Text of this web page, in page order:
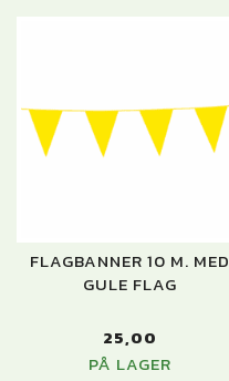
FLAGBANNER 10 M. MED
GULE FLAG
25,00
PÅ LAGER